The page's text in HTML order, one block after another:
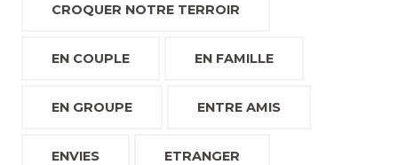
CROQUER NOTRE TERROIR
EN COUPLE EN FAMILLE
EN GROUPE ENTRE AMIS
ENVIES ETRANGER